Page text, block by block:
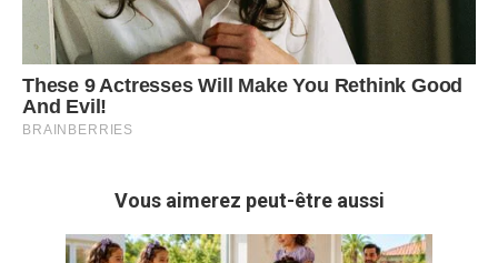
Vous aimerez peut-être aussi